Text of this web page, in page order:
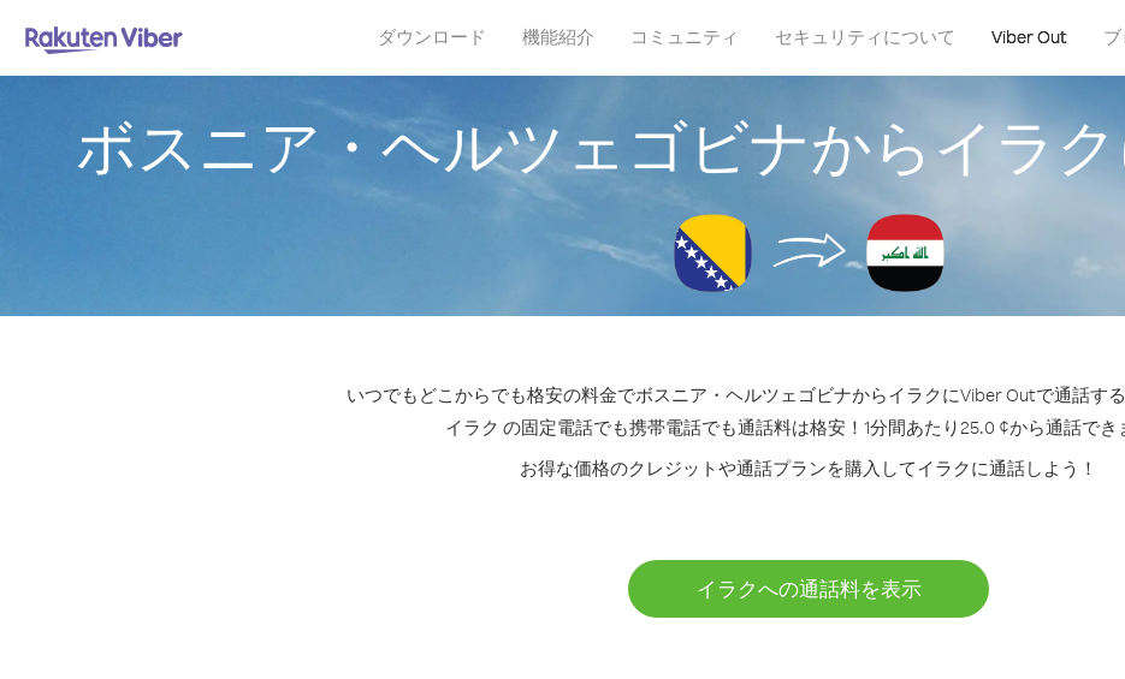
ダウンロード 機能紹介 コミュニティ セキュリティについて Viber Out
ボスニア・ヘルツェゴビナからイラ
いつでもどこからでも格安の料金でボスニア・ヘルツェゴビナからイラクにViber Outで通話する
イラク の固定電話でも携帯電話でも通話料は格安！1分間あたり25.0 ¢から通話でき
お得な価格のクレジットや通話プランを購入してイラクに通話しよう！
イラクへの通話料を表示